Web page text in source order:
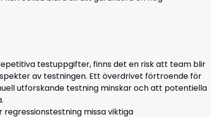
testuppgifter, finns det en risk att team blir
av testningen. Ett överdrivet förtroende för
utforskande testning minskar och att potentiella
missa viktiga